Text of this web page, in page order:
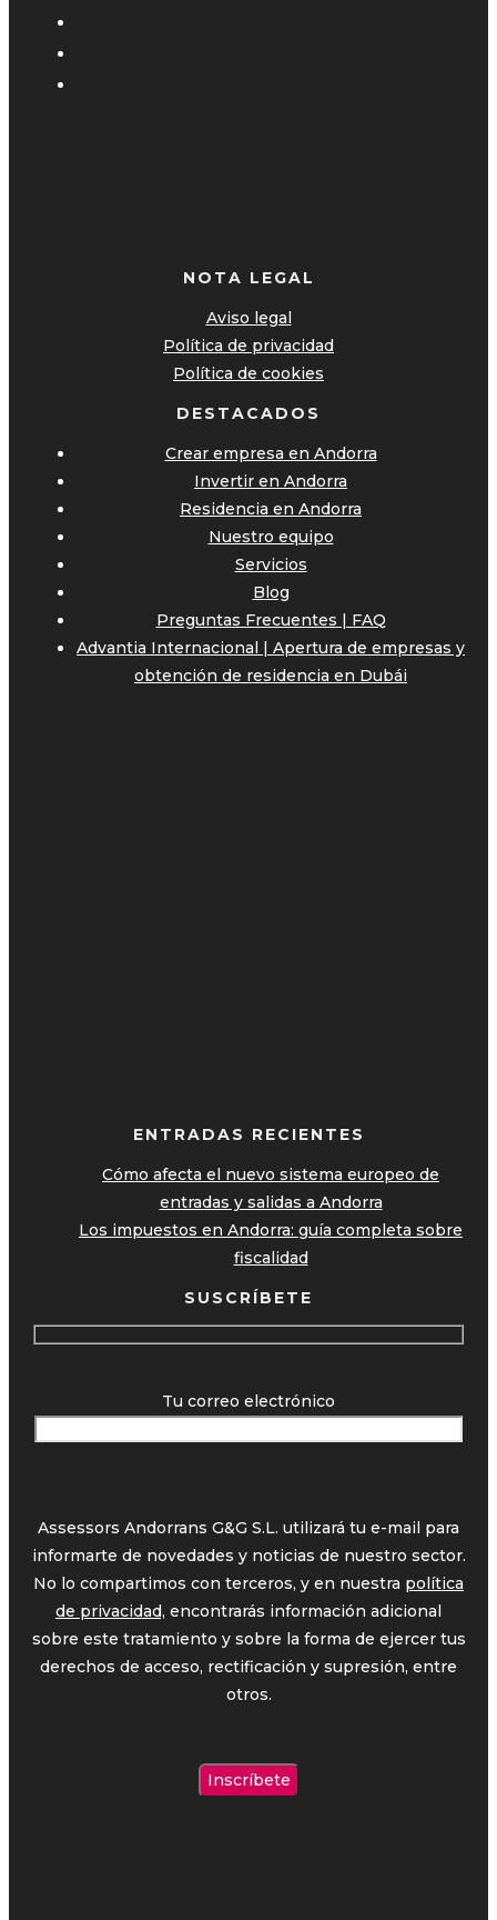
NOTA LEGAL
Aviso legal
Política de privacidad
Política de cookies
DESTACADOS
Crear empresa en Andorra
Invertir en Andorra
Residencia en Andorra
Nuestro equipo
Servicios
Blog
Preguntas Frecuentes | FAQ
Advantia Internacional | Apertura de empresas y
obtención de residencia en Dubái
ENTRADAS RECIENTES
Cómo afecta el nuevo sistema europeo de
entradas y salidas a Andorra
Los impuestos en Andorra: guía completa sobre
fiscalidad
SUSCRÍBETE
Tu correo electrónico
Assessors Andorrans G&G S.L. utilizará tu e-mail para
informarte de novedades y noticias de nuestro sector.
No lo compartimos con terceros, y en nuestra política
de privacidad, encontrarás información adicional
sobre este tratamiento y sobre la forma de ejercer tus
derechos de acceso, rectificación y supresión, entre
otros.